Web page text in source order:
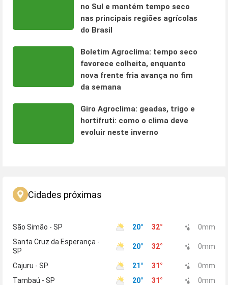
no Sul e mantém tempo seco
nas principais regiões agrícolas
do Brasil
Boletim Agroclima: tempo seco
favorece colheita, enquanto
nova frente fria avança no fim
da semana
Giro Agroclima: geadas, trigo e
hortifruti: como o clima deve
evoluir neste inverno
Cidades próximas
São Simão - SP 20° 32° 0mm
Santa Cruz da Esperança -
SP
20° 32° 0mm
Cajuru - SP 21° 31 ° 0mm
Tambaú - SP
20° 31 ° 0mm